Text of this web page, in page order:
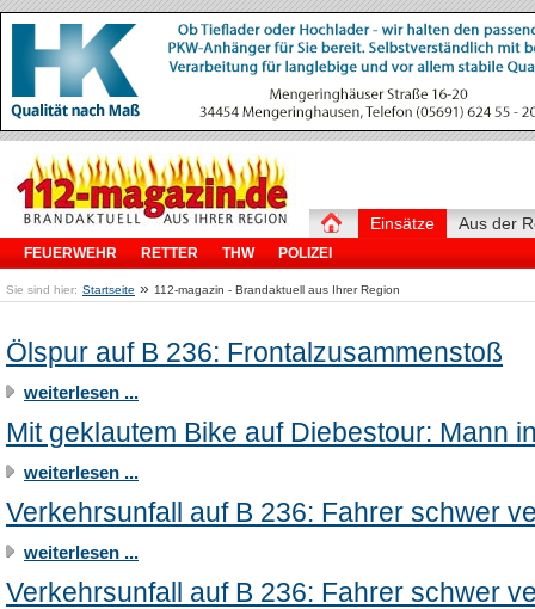
Einsätze
FEUERWEHR RETTER THW POLIZEI
Aus der
Sie sind hier: Startseite » 112-magazin - Brandaktuell aus Ihrer Region
Ölspur auf B 236: Frontalzusammenstoß
weiterlesen ...
Mit geklautem Bike auf Diebestour: Mann
weiterlesen ...
Verkehrsunfall auf B 236: Fahrer schwer
weiterlesen ...
Verkehrsunfall auf B 236: Fahrer schwer